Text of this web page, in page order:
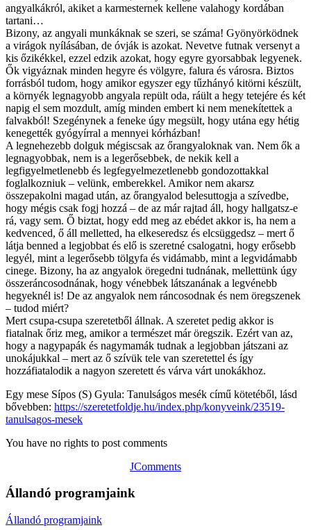
angyalkákról, akiket a karmesternek kellene valahogy kordában
tartani…
Bizony, az angyali munkáknak se szeri, se száma! Gyönyörködnek
a virágok nyílásában, de óvják is azokat. Nevetve futnak versenyt a
kis őzikékkel, ezzel edzik azokat, hogy egyre gyorsabbak legyenek.
Ők vigyáznak minden hegyre és völgyre, falura és városra. Biztos
forrásból tudom, hogy amikor egyszer egy tűzhányó kitörni készült,
a környék legnagyobb angyala repült oda, ráült a hegy tetejére és két
napig el sem mozdult, amíg minden embert ki nem menekítettek a
falvakból! Szegénynek a feneke úgy megsült, hogy utána egy hétig
kenegették gyógyírral a mennyei kórházban!
A legnehezebb dolguk mégiscsak az őrangyaloknak van. Nem ők a
legnagyobbak, nem is a legerősebbek, de nekik kell a
legfigyelmetlenebb és legfegyelmezetlenebb gondozottakkal
foglalkozniuk – velünk, emberekkel. Amikor nem akarsz
összepakolni magad után, az őrangyalod belesuttogja a szívedbe,
hogy mégis csak fogj hozzá – de az már rajtad áll, hogy hallgatsz-e
rá, vagy sem. Ő biztat, hogy edd meg az ebédet akkor is, ha nem a
kedvenced, ő áll melletted, ha elkeseredsz és elcsüggedsz – mert ő
látja benned a legjobbat és elő is szeretné csalogatni, hogy erősebb
legyél, mint a legerősebb tölgyfa és vidámabb, mint a legvidámabb
cinege. Bizony, ha az angyalok öregedni tudnának, mellettünk úgy
összeráncosodnának, hogy vénebbek látszanának a legvénebb
hegyeknél is! De az angyalok nem ráncosodnak és nem öregszenek
– tudod miért?
Mert csupa-csupa szeretetből állnak. A szeretet pedig akkor is
fiatalnak őriz meg, amikor a természet már öregszik. Ezért van az,
hogy a nagypapák és nagymamák tudnak a legjobban játszani az
unokájukkal – mert az ő szívük tele van szeretettel és így
hozzáfiatalodik a nagyon szeretett és várva várt unokákhoz.
Egy mese Sípos (S) Gyula: Tanulságos mesék című kötetéből, lásd
bővebben: https://szeretetfoldje.hu/index.php/konyveink/23519-
tanulsagos-mesek
You have no rights to post comments
JComments
Állandó programjaink
Állandó programjaink